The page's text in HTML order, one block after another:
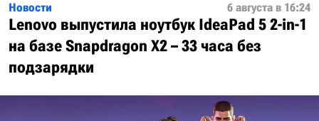
Новости 6 августа в 16:24
Lenovo выпустила ноутбук IdeaPad 5 2-in-1
на базе Snapdragon X2 – 33 часа без
подзарядки